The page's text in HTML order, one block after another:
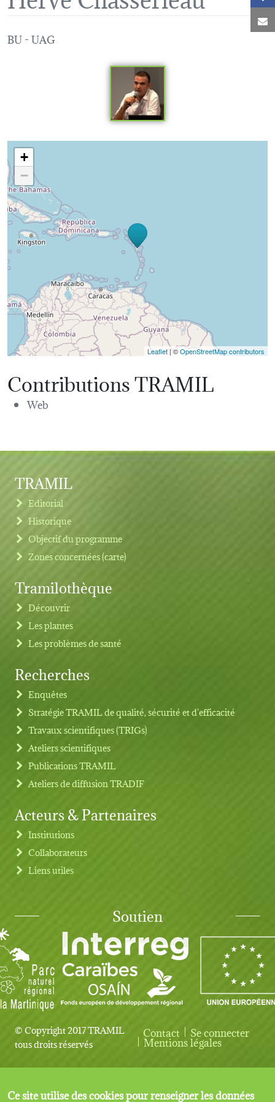
BU - UAG
Loading map...
+
−
Leaflet | ©OpenStreetMap contributors
Contributions TRAMIL
Web
Footer menu
TRAMIL
Editorial
Historique
Objectif du programme
Zones concernées (carte)
Tramilothèque
Découvrir
Les plantes
Les problèmes de santé
Recherches
Enquêtes
Stratégie TRAMIL de qualité, sécurité et d'efficacité
Travaux scientifiques (TRIGs)
Ateliers scientifiques
Publications TRAMIL
Ateliers de diffusion TRADIF
Acteurs & Partenaires
Institutions
Collaborateurs
Liens utiles
Soutien
© Copyright 2017 TRAMIL
tous droits réservés
User account menu
Contact Se connecter
Mentions légales
Ce site utilise des cookies pour renseigner les données